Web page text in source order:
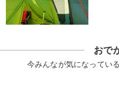
おで
今みんなが気になってい